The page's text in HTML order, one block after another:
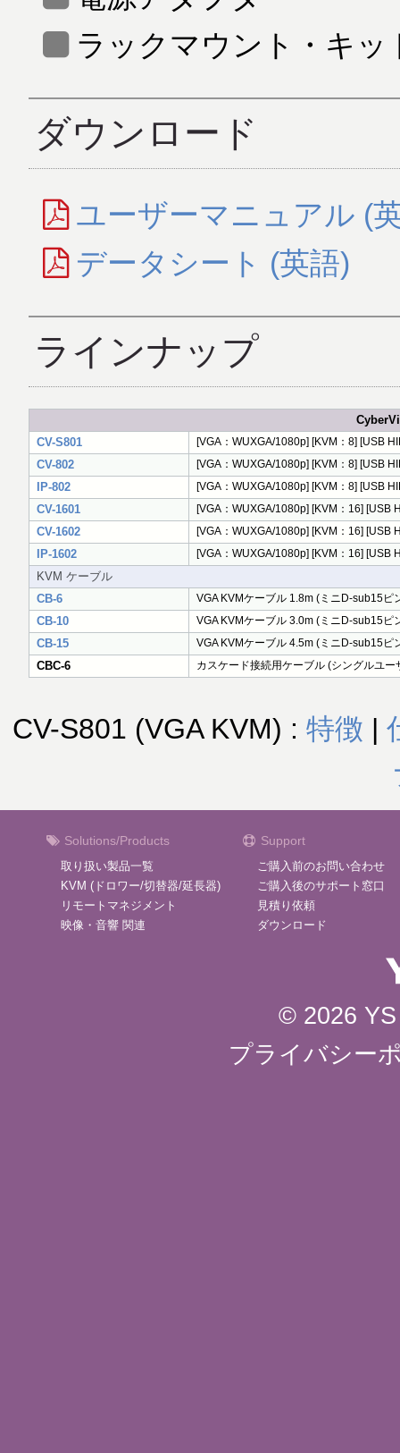
ラックマウント・キ
ダウンロード
ユーザーマニュアル (
データシート (英語)
ラインナップ
CV-S801
[VGA：WUXGA/1080p] [KVM：8] [USB
CV-802 [VGA：WUXGA/1080p] [KVM：8] [USB
IP-802 [VGA：WUXGA/1080p] [KVM：8] [USB
CV-1601 [VGA：WUXGA/1080p] [KVM：16] [USB
CV-1602 [VGA：WUXGA/1080p] [KVM：16] [USB
IP-1602 [VGA：WUXGA/1080p] [KVM：16] [USB
KVM ケーブル
CB-6
VGA KVMケーブル 1.8m (ミニD-sub15
CB-10 VGA KVMケーブル 3.0m (ミニD-sub15
CB-15 VGA KVMケーブル 4.5m (ミニD-sub15
CBC-6 カスケード接続用ケーブル (シングルユー
CV-S801 (VGA KVM) : 特徴 |
Solutions/Products
取り扱い製品一覧
KVM (ドロワー/切替器/延長器)
リモートマネジメント
映像・音響 関連
Support
ご購入前のお問い合わせ
ご購入後のサポート窓口
見積り依頼
ダウンロード
© 2026
プライバシー